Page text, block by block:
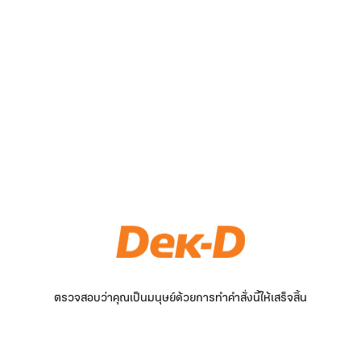
ตรวจสอบว่าคุณเป็นมนุษย์ด้วยการทำคำสั่งนี้ให้เสร็จสิ้น